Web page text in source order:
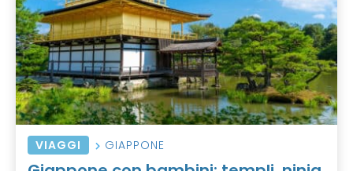
VIAGGI GIAPPONE